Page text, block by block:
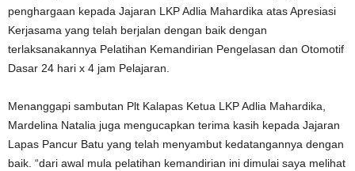
penghargaan kepada Jajaran LKP Adlia Mahardika atas Apresiasi
Kerjasama yang telah berjalan dengan baik dengan
terlaksanakannya Pelatihan Kemandirian Pengelasan dan Otomotif
Dasar 24 hari x 4 jam Pelajaran.
Menanggapi sambutan Plt Kalapas Ketua LKP Adlia Mahardika,
Mardelina Natalia juga mengucapkan terima kasih kepada Jajaran
Lapas Pancur Batu yang telah menyambut kedatangannya dengan
baik. “dari awal mula pelatihan kemandirian ini dimulai saya melihat